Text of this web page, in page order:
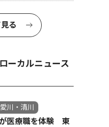
る
ーカルニュース
川・清川
医療職を体験 東